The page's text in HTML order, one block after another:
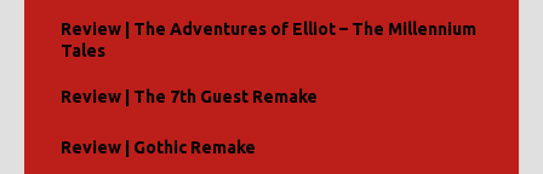
Review | The Adventures of Elliot – The Millennium
Tales
Review | The 7th Guest Remake
Review | Gothic Remake